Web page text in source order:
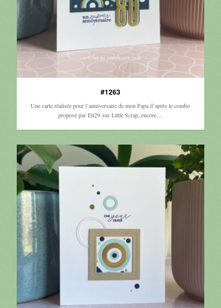
#1263
Une carte réalisée pour l’anniversaire de mon Papa d’après le combo
proposé par Eli29 sur Little Scrap, encore…